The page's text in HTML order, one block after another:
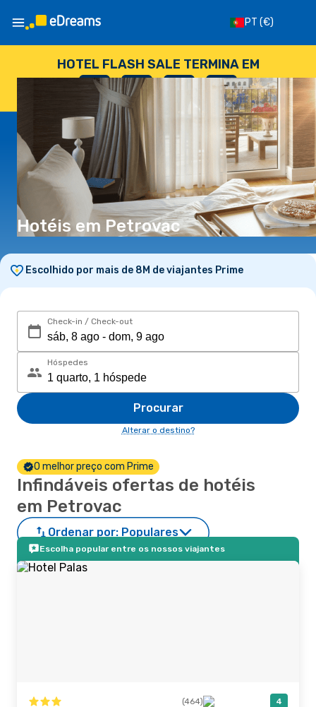
PT (€)
HOTEL FLASH SALE TERMINA EM
--
DIAS
: --
HORAS
: --
SEGUNDOS
Hotéis em Petrovac
Escolhido por mais de 8M de viajantes Prime
Check-in / Check-out
Hóspedes
Procurar
Alterar o destino?
O melhor preço com Prime
Infindáveis ofertas de hotéis
em Petrovac
Ordenar por: Populares
Escolha popular entre os nossos viajantes
(464) 4